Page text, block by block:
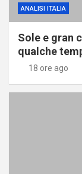
ANALISI ITALIA
Sole e gran
qualche
18 ore ago